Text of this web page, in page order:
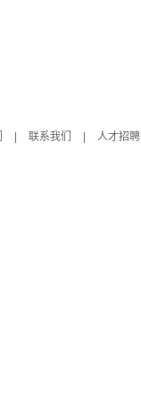
联系我们 人才招聘